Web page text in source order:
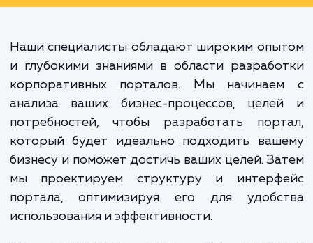
коммуникациями в вашей
обеспечивая
эффективность и
преимущество.
Наши специалисты обладают широким